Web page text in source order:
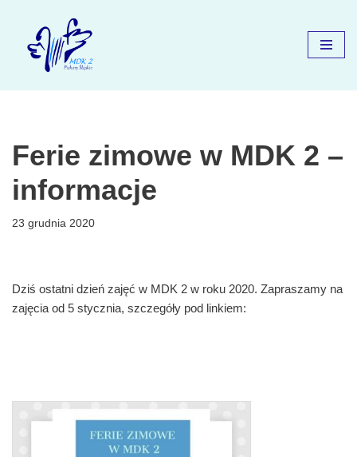
Przejdź
Ferie zimowe w MDK 2 –
informacje
23 grudnia 2020
Dziś ostatni dzień zajęć w MDK 2 w roku 2020. Zapraszamy na
zajęcia od 5 stycznia, szczegóły pod linkiem: